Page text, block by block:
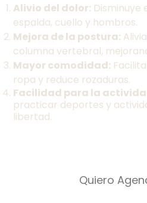
Alivio del dolor: Disminuye
espalda, cuello y hombros.
Mejora de la postura:
columna vertebral,
Mayor comodidad:
ropa y reduce rozaduras.
Facilidad para la
practicar deportes y
libertad.
Quiero